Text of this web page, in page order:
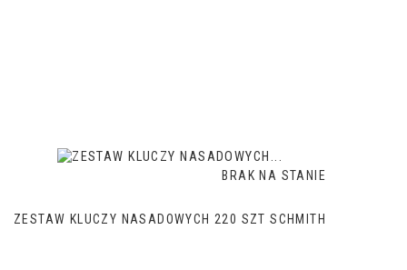
BRAK NA STANIE
ZESTAW KLUCZY NASADOWYCH 220 SZT SCHMITH